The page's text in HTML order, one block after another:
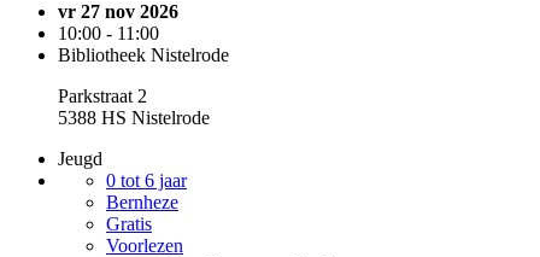
vr 27 nov 2026
10:00 - 11:00
Bibliotheek Nistelrode
Parkstraat 2
5388 HS Nistelrode
Jeugd
0 tot 6 jaar
Bernheze
Gratis
Voorlezen